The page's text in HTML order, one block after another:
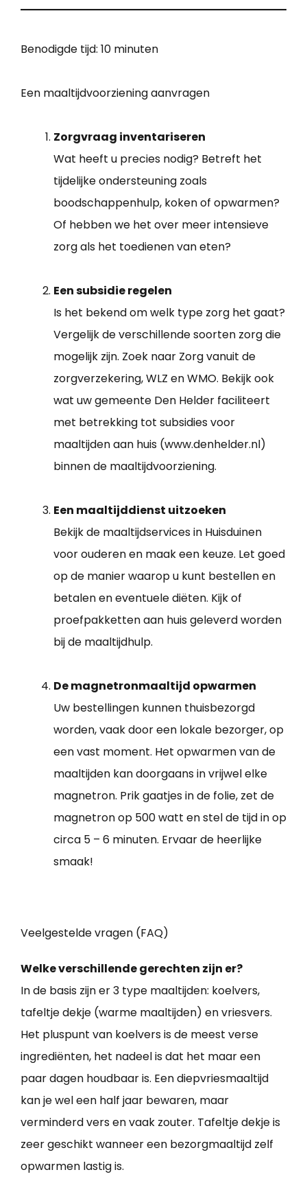
Benodigde tijd: 10 minuten
Een maaltijdvoorziening aanvragen
Zorgvraag inventariseren
Wat heeft u precies nodig? Betreft het
tijdelijke ondersteuning zoals
boodschappenhulp, koken of opwarmen?
Of hebben we het over meer intensieve
zorg als het toedienen van eten?
Een subsidie regelen
Is het bekend om welk type zorg het gaat?
Vergelijk de verschillende soorten zorg die
mogelijk zijn. Zoek naar Zorg vanuit de
zorgverzekering, WLZ en WMO. Bekijk ook
wat uw gemeente Den Helder faciliteert
met betrekking tot subsidies voor
maaltijden aan huis (www.denhelder.nl)
binnen de maaltijdvoorziening.
Een maaltijddienst uitzoeken
Bekijk de maaltijdservices in Huisduinen
voor ouderen en maak een keuze. Let goed
op de manier waarop u kunt bestellen en
betalen en eventuele diëten. Kijk of
proefpakketten aan huis geleverd worden
bij de maaltijdhulp.
De magnetronmaaltijd opwarmen
Uw bestellingen kunnen thuisbezorgd
worden, vaak door een lokale bezorger, op
een vast moment. Het opwarmen van de
maaltijden kan doorgaans in vrijwel elke
magnetron. Prik gaatjes in de folie, zet de
magnetron op 500 watt en stel de tijd in op
circa 5 – 6 minuten. Ervaar de heerlijke
smaak!
Veelgestelde vragen (FAQ)
Welke verschillende gerechten zijn er?
In de basis zijn er 3 type maaltijden: koelvers,
tafeltje dekje (warme maaltijden) en vriesvers.
Het pluspunt van koelvers is de meest verse
ingrediënten, het nadeel is dat het maar een
paar dagen houdbaar is. Een diepvriesmaaltijd
kan je wel een half jaar bewaren, maar
verminderd vers en vaak zouter. Tafeltje dekje is
zeer geschikt wanneer een bezorgmaaltijd zelf
opwarmen lastig is.